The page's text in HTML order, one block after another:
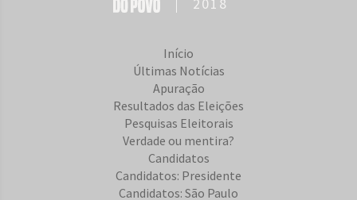
2018
Início
Últimas Notícias
Apuração
Resultados das Eleições
Pesquisas Eleitorais
Verdade ou mentira?
Candidatos
Candidatos: Presidente
Candidatos: São Paulo